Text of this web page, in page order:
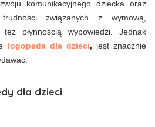
komunikacyjnego dziecka oraz
związanych z wymową,
płynnością wypowiedzi. Jednak
logopeda dla dzieci, jest znacznie
dla dzieci